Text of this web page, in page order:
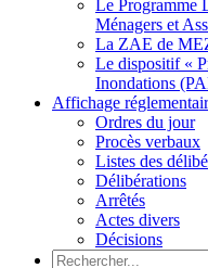
Le Programme
Ménagers et
La ZAE de
Le dispositif «
Inondations
Affichage
Ordres du jour
Procès verbaux
Listes des
Délibérations
Arrêtés
Actes divers
Décisions
Rechercher